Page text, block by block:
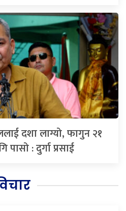
दशा लाग्यो, फागुन २१
: दुर्गा प्रसाई